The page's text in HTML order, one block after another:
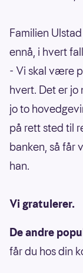
Familien
ennå, i hvert
- Vi skal være
hvert. Det er jo
jo to
på rett sted til
banken, så får
han.
Vi gratulerer.
De andre
får du hos din